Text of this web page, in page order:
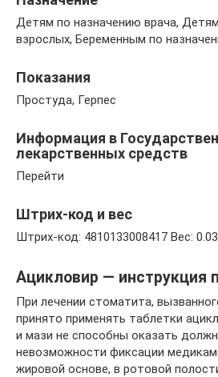
Детям по назначению врача,
взрослых, Беременным по
Показания
Простуда, Герпес
Информация в
лекарственных средств
Перейти
Штрих-код и вес
Штрих-код: 4810133008417 Вес:
Ацикловир — инструкция
При лечении стоматита,
принято применять таблетки
и мази не способны оказать
невозможности фиксации
жировой основе, в ротовой